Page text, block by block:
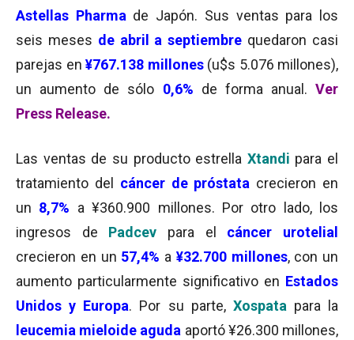
Astellas Pharma de Japón. Sus ventas para los
seis meses de abril a septiembre quedaron casi
parejas en ¥767.138 millones (u$s 5.076 millones),
un aumento de sólo 0,6% de forma anual. Ver
Press Release.
Las ventas de su producto estrella Xtandi para el
tratamiento del
cáncer de próstata crecieron en
un 8,7% a ¥360.900 millones. Por otro lado, los
ingresos de Padcev para el cáncer urotelial
crecieron en un 57,4% a ¥32.700 millones, con un
aumento particularmente significativo en Estados
Unidos y Europa. Por su parte, Xospata para la
leucemia mieloide aguda aportó ¥26.300 millones,